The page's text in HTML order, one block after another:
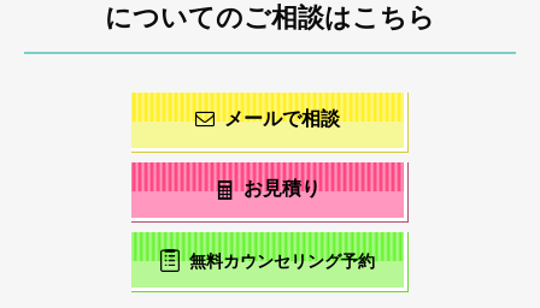
についてのご相談はこちら
メールで相談
お見積り
無料カウンセリング予約